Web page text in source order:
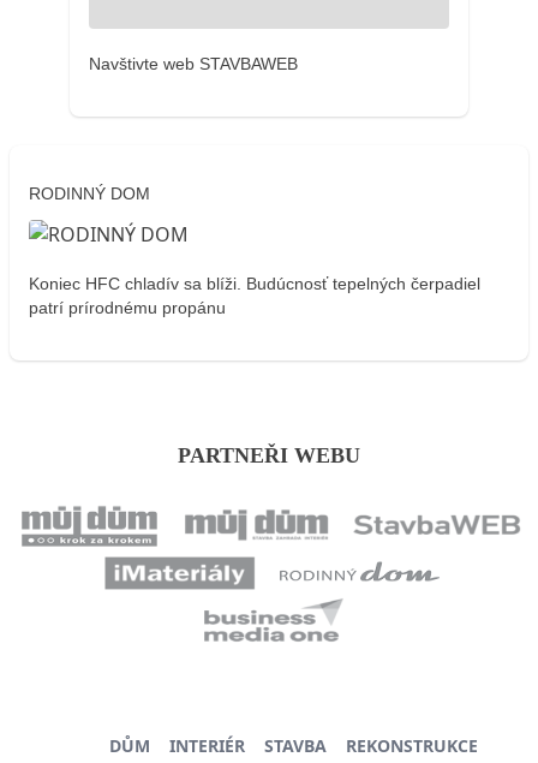
Navštivte web STAVBAWEB
RODINNÝ DOM
Koniec HFC chladív sa blíži. Budúcnosť tepelných čerpadiel
patrí prírodnému propánu
PARTNEŘI WEBU
DŮM INTERIÉR STAVBA
REKONSTRUKCE